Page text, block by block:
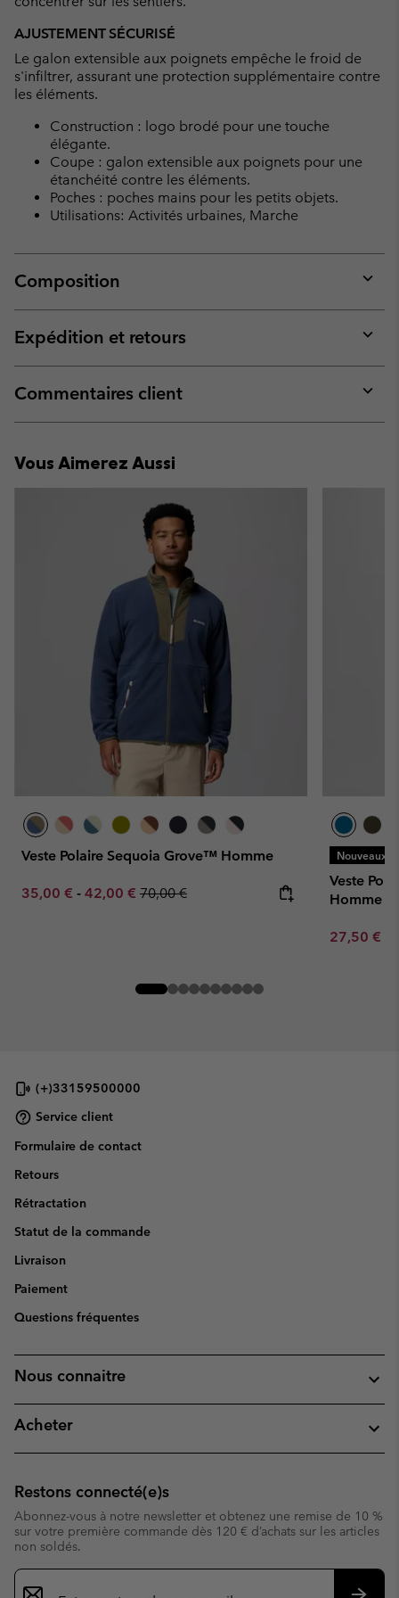
AJUSTEMENT SÉCURISÉ
Le galon extensible aux poignets empêche le froid de
s'infiltrer, assurant une protection supplémentaire contre
les éléments.
Construction : logo brodé pour une touche
élégante.
Coupe : galon extensible aux poignets pour une
étanchéité contre les éléments.
Poches : poches mains pour les petits objets.
Utilisations: Activités urbaines, Marche
Composition
or
Expédition et retours
or
Commentaires client
or
Vous Aimerez Aussi
Veste Polaire Sequoia Grove™ Homme
Minimum sale price:
35,00 € - Maximum sale price:
42,00 € Regular price:
70,00 €
Nouveaux
Veste
Homme
Minimum
27,50 €
(+)33159500000
Service client
Formulaire de contact
Retours
Rétractation
Statut de la commande
Livraison
Paiement
Questions fréquentes
Nous connaitre
Acheter
Restons connecté(e)s
Abonnez-vous à notre newsletter et obtenez une remise de 10 %
sur votre première commande dès 120 € d’achats sur les articles
non soldés.
Inscription